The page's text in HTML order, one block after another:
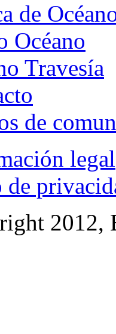
de
Océano
Travesía
de
legal
de
2012,